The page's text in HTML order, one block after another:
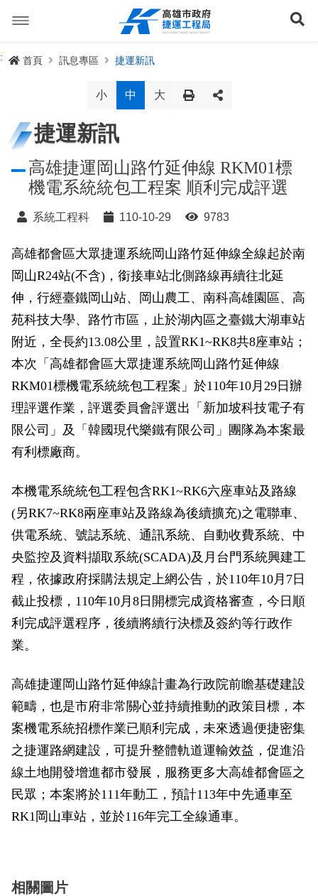
容
捷運路線進度圖
長期路網規劃
路網簡介
路網規劃
未來發展
規劃中
捷運紫線
前鎮漁港聯外軌道
興建中
各線計畫進度
岡山路竹延伸線(第二A階段)
岡山路竹延伸線(第二B階段)
捷運黃線
小港林園線
已通車
捷運紅/橘線
岡山路竹延伸線(第一階段)
環狀輕軌
訊息專區
捷運新訊
公聽會與說明會
政府資訊公開
生態檢核專區
性別主流化專區
政風園地
Open Data
打詐儀錶板
便民服務
局長信箱
禁限建專區
增額容積申請
檔案應用專區
常見問答
相關連結
雙語詞彙
交流互動
照片集錦
影音專區
特色車站
輕軌知識站
輕軌簡介
輕軌與傳統火車
輕軌與公車捷運
關於我們
首長簡介
局徽
本局沿革
組織職掌
服務電話
網站導覽
English
首頁 訊息專區 捷運新訊
小 中 大
捷運新訊
高雄捷運岡山路竹延伸線 RKM01標
機電系統統包工程案 順利完成評選
系統工程科 110-10-29 9783
高雄都會區大眾捷運系統岡山路竹延伸線全線起於南
岡山R24站(不含)，銜接車站北側路線再續往北延
伸，行經臺鐵岡山站、岡山農工、南科高雄園區、高
苑科技大學、路竹市區，止於湖內區之臺鐵大湖車站
附近，全長約13.08公里，設置RK1~RK8共8座車站；
本次「高雄都會區大眾捷運系統岡山路竹延伸線
RKM01標機電系統統包工程案」於110年10月29日辦
理評選作業，評選委員會評選出「新加坡科技電子有
限公司」及「韓國現代樂鐵有限公司」團隊為本案最
有利標廠商。
本機電系統統包工程包含RK1~RK6六座車站及路線
(另RK7~RK8兩座車站及路線為後續擴充)之電聯車、
供電系統、號誌系統、通訊系統、自動收費系統、中
央監控及資料擷取系統(SCADA)及月台門系統興建工
程，依據政府採購法規定上網公告，於110年10月7日
截止投標，110年10月8日開標完成資格審查，今日順
利完成評選程序，後續將續行決標及簽約等行政作
業。
高雄捷運岡山路竹延伸線計畫為行政院前瞻基礎建設
範疇，也是市府非常關心並持續推動的政策目標，本
案機電系統招標作業已順利完成，未來透過便捷密集
之捷運路網建設，可提升整體軌道運輸效益，促進沿
線土地開發增進都市發展，服務更多大高雄都會區之
民眾；本案將於111年動工，預計113年中先通車至
RK1岡山車站，並於116年完工全線通車。
相關圖片